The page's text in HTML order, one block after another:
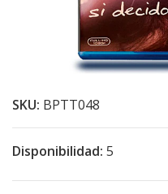
SKU: BPTT048
Disponibilidad: 5